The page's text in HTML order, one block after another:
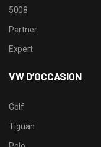
5008
Partner
Expert
VW D’OCCASION
Golf
Tiguan